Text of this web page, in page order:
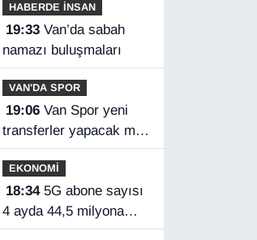
gülümsetti
HABERDE İNSAN
19:33Van’da sabah
namazı buluşmaları
VAN'DA SPOR
19:06Van Spor yeni
transferler yapacak mı?
Başkan Özgür İreç İlhan
açıkladı
EKONOMİ
18:345G abone sayısı
4 ayda 44,5 milyona
ulaştı